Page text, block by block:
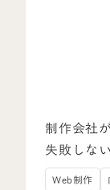
制作会社
失敗しな
Web制作